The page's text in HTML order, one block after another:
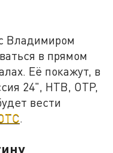
Владимиром
в прямом
Её покажут, в
24", НТВ, ОТР,
вести
.